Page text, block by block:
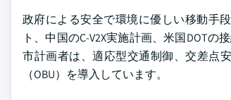
政府による安全で環境に優しい移動手
ト、中国のC-V2X実施計画、米国DOT
市計画者は、適応型交通制御、交差点
（OBU）を導入しています。